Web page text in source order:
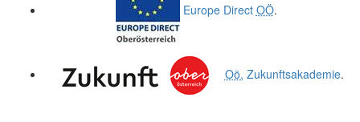
Europe Direct OÖ.
Oö. Zukunftsakademie.